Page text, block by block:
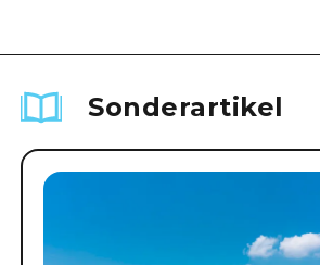
Sonderartikel